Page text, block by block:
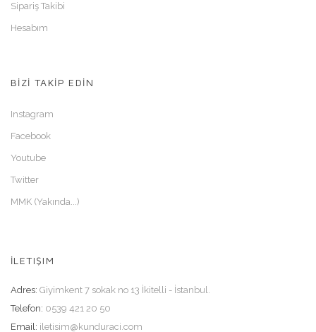
Sipariş Takibi
Hesabım
BİZİ TAKİP EDİN
Instagram
Facebook
Youtube
Twitter
MMK (Yakında...)
İLETIŞIM
Adres: Giyimkent 7 sokak no 13 İkitelli - İstanbul.
Telefon: 0539 421 20 50
Email: iletisim@kunduraci.com